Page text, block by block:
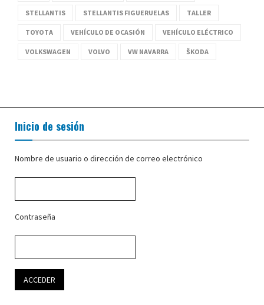
STELLANTIS STELLANTIS FIGUERUELAS TALLER
TOYOTA VEHÍCULO DE OCASIÓN VEHÍCULO ELÉCTRICO
VOLKSWAGEN VOLVO VW NAVARRA ŠKODA
Inicio de sesión
Nombre de usuario o dirección de correo electrónico
Contraseña